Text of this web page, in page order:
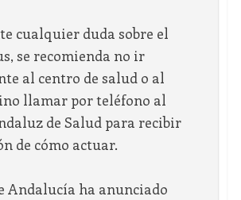
cualquier duda sobre el
se recomienda no ir
al centro de salud o al
llamar por teléfono al
de Salud para recibir
de cómo actuar.
Andalucía ha anunciado